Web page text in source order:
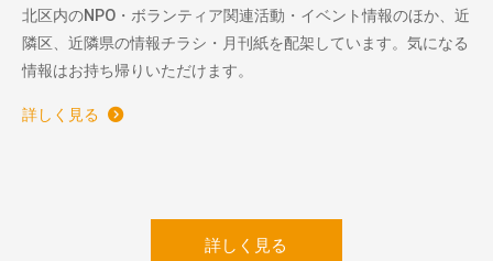
北区内のNPO・ボランティア関連活動・イベント情報のほか、近
隣区、近隣県の情報チラシ・月刊紙を配架しています。気になる
情報はお持ち帰りいただけます。
詳しく見る
詳しく見る